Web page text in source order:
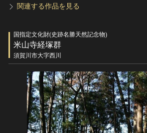
関連する作品を見る
国指定文化財(史跡名勝天然記念物)
米山寺経塚群
須賀川市大字西川